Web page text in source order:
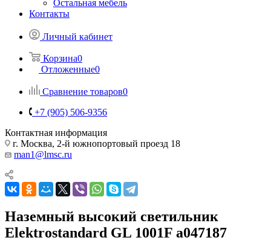
Остальная мебель
Контакты
Личный кабинет
Корзина0
Отложенные0
Сравнение товаров0
+7 (905) 506-9356
Контактная информация
г. Москва, 2-й южнопортовый проезд 18
man1@lmsc.ru
Наземный высокий светильник
Elektrostandard GL 1001F a047187